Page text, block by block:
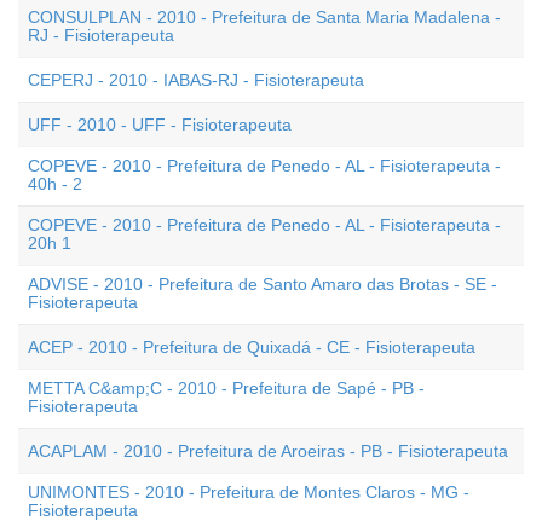
CONSULPLAN - 2010 - Prefeitura de Santa Maria Madalena -
RJ - Fisioterapeuta
CEPERJ - 2010 - IABAS-RJ - Fisioterapeuta
UFF - 2010 - UFF - Fisioterapeuta
COPEVE - 2010 - Prefeitura de Penedo - AL - Fisioterapeuta -
40h - 2
COPEVE - 2010 - Prefeitura de Penedo - AL - Fisioterapeuta -
20h 1
ADVISE - 2010 - Prefeitura de Santo Amaro das Brotas - SE -
Fisioterapeuta
ACEP - 2010 - Prefeitura de Quixadá - CE - Fisioterapeuta
METTA C&amp;C - 2010 - Prefeitura de Sapé - PB -
Fisioterapeuta
ACAPLAM - 2010 - Prefeitura de Aroeiras - PB - Fisioterapeuta
UNIMONTES - 2010 - Prefeitura de Montes Claros - MG -
Fisioterapeuta